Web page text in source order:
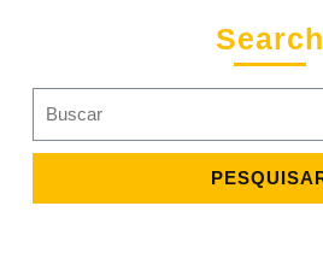
Search
for: